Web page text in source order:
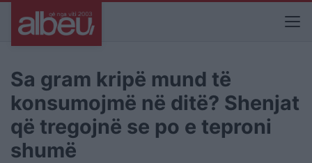
Sa gram kripë mund të
konsumojmë në ditë? Shenjat
që tregojnë se po e teproni
shumë